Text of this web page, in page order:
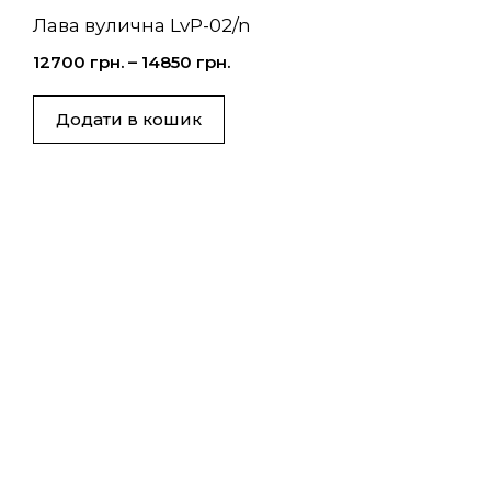
Лава вулична LvP-02/n
12700 грн. – 14850 грн.
Додати в кошик